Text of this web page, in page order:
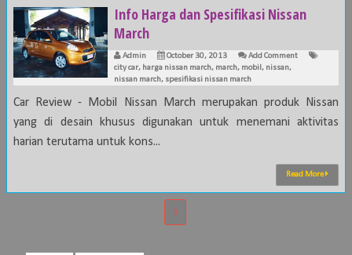
Info Harga dan Spesifikasi Nissan
March
Admin October 30, 2013
Add Comment
city car, harga nissan march, march, mobil , nissan,
nissan march, spesifikasi nissan march
Car Review - Mobil Nissan March merupakan produk Nissan
yang di desain khusus digunakan untuk menemani aktivitas
harian terutama untuk kons...
Read More
1